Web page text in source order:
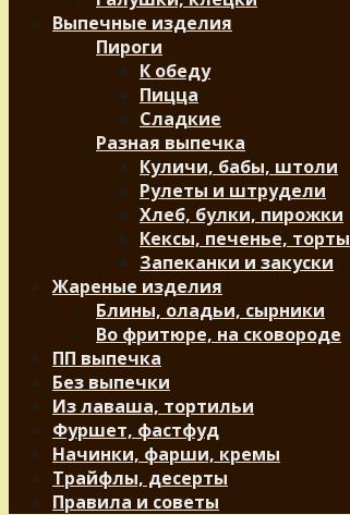
Выпечные изделия
Пироги
К обеду
Пицца
Сладкие
Разная выпечка
Куличи, бабы, штоли
Рулеты и штрудели
Хлеб, булки, пирожки
Кексы, печенье, торты
Запеканки и закуски
Жареные изделия
Блины, оладьи, сырники
Во фритюре, на сковороде
ПП выпечка
Без выпечки
Из лаваша, тортильи
Фуршет, фастфуд
Начинки, фарши, кремы
Трайфлы, десерты
Правила и советы